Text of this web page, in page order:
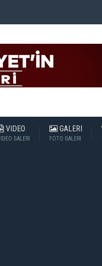
VIDEO
GALERI
GALERI
FOTO GALERI